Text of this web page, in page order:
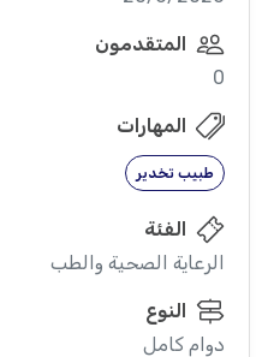
المتقدمون
0
المهارات
طبيب تخدير
الفئة
الرعاية الصحية والطب
النوع
دوام كامل